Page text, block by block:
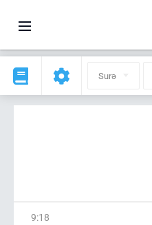
Surə
9:18